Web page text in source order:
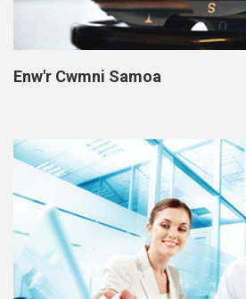
Enw'r Cwmni Samoa